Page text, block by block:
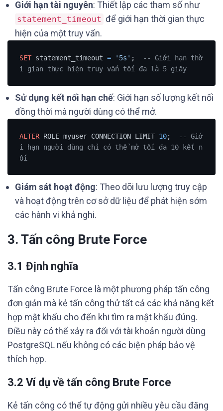
Giới hạn tài nguyên: Thiết lập các tham số như
statement_timeout để giới hạn thời gian thực
hiện của một truy vấn.
SET statement_timeout = '5s' ;
-- Giới hạn thờ
i gian thực hiện truy vấn tối đa là 5 giây
Sử dụng kết nối hạn chế: Giới hạn số lượng kết nối
đồng thời mà người dùng có thể mở.
ALTER ROLE myuser CONNECTION LIMIT 10;
-- Giớ
i hạn người dùng chỉ có thể mở tối đa 10 kết n
ối
Giám sát hoạt động: Theo dõi lưu lượng truy cập
và hoạt động trên cơ sở dữ liệu để phát hiện sớm
các hành vi khả nghi.
3. Tấn công Brute Force
3.1 Định nghĩa
Tấn công Brute Force là một phương pháp tấn công
đơn giản mà kẻ tấn công thử tất cả các khả năng kết
hợp mật khẩu cho đến khi tìm ra mật khẩu đúng.
Điều này có thể xảy ra đối với tài khoản người dùng
PostgreSQL nếu không có các biện pháp bảo vệ
thích hợp.
3.2 Ví dụ về tấn công Brute Force
Kẻ tấn công có thể tự động gửi nhiều yêu cầu đăng